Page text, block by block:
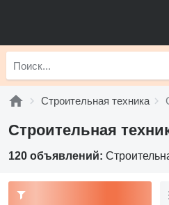
Строительная техника
Строительная
120 объявлений: